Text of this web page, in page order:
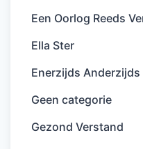
Een Oorlog Reeds
Ella Ster
Enerzijds Anderzijds
Geen categorie
Gezond Verstand